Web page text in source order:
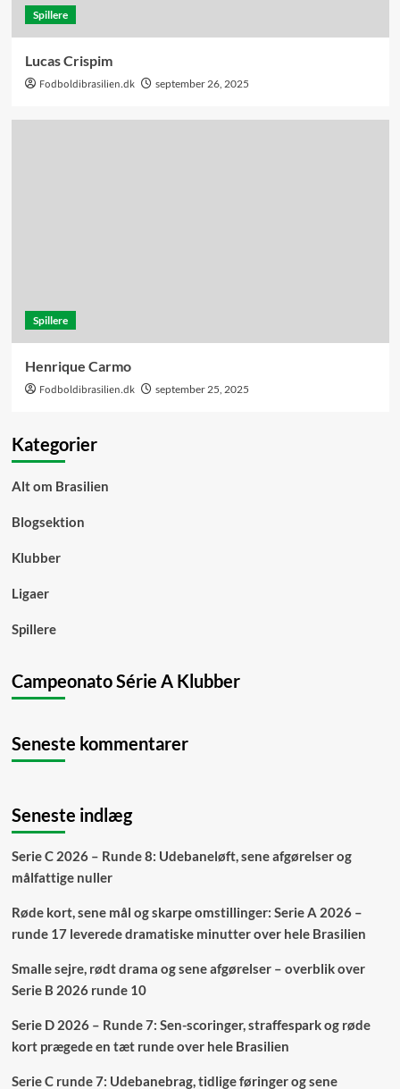
Spillere
Lucas Crispim
Fodboldibrasilien.dk september 26, 2025
Spillere
Henrique Carmo
Fodboldibrasilien.dk september 25, 2025
Kategorier
Alt om Brasilien
Blogsektion
Klubber
Ligaer
Spillere
Campeonato Série A Klubber
Seneste kommentarer
Seneste indlæg
Serie C 2026 – Runde 8: Udebaneløft, sene afgørelser og
målfattige nuller
Røde kort, sene mål og skarpe omstillinger: Serie A 2026 –
runde 17 leverede dramatiske minutter over hele Brasilien
Smalle sejre, rødt drama og sene afgørelser – overblik over
Serie B 2026 runde 10
Serie D 2026 – Runde 7: Sen-scoringer, straffespark og røde
kort prægede en tæt runde over hele Brasilien
Serie C runde 7: Udebanebrag, tidlige føringer og sene